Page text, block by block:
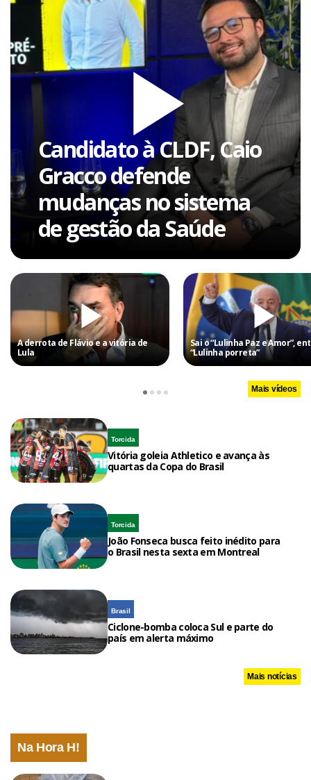
Candidato à CLDF, Caio
Gracco defende
mudanças no sistema
de gestão da Saúde
A derrota de Flávio e a vitória de
Lula
Sai o “Lulinha Paz e Amor”,
“Lulinha porreta”
Mais vídeos
Torcida
Vitória goleia Athletico e avança às
quartas da Copa do Brasil
Torcida
João Fonseca busca feito inédito para
o Brasil nesta sexta em Montreal
Brasil
Ciclone-bomba coloca Sul e parte do
país em alerta máximo
Mais notícias
Na Hora H!